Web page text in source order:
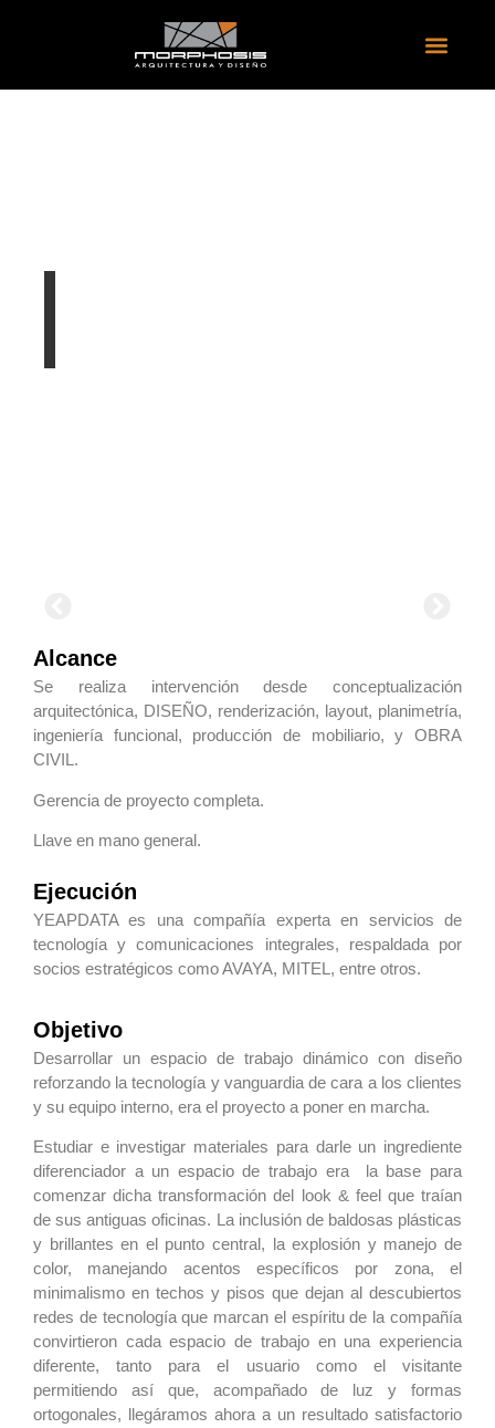
Alcance
Se realiza intervención desde conceptualización
arquitectónica, DISEÑO, renderización, layout, planimetría,
ingeniería funcional, producción de mobiliario, y OBRA
CIVIL.
Gerencia de proyecto completa.
Llave en mano general.
Ejecución
YEAPDATA es una compañía experta en servicios de
tecnología y comunicaciones integrales, respaldada por
socios estratégicos como AVAYA, MITEL, entre otros.
Objetivo
Desarrollar un espacio de trabajo dinámico con diseño
reforzando la tecnología y vanguardia de cara a los clientes
y su equipo interno, era el proyecto a poner en marcha.
Estudiar e investigar materiales para darle un ingrediente
diferenciador a un espacio de trabajo era la base para
comenzar dicha transformación del look & feel que traían
de sus antiguas oficinas. La inclusión de baldosas plásticas
y brillantes en el punto central, la explosión y manejo de
color, manejando acentos específicos por zona, el
minimalismo en techos y pisos que dejan al descubiertos
redes de tecnología que marcan el espíritu de la compañía
convirtieron cada espacio de trabajo en una experiencia
diferente, tanto para el usuario como el visitante
permitiendo así que, acompañado de luz y formas
ortogonales, llegáramos ahora a un resultado satisfactorio